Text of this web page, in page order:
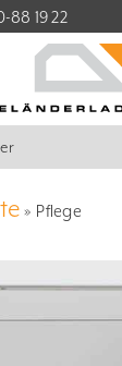
88 19 22
» Pflege